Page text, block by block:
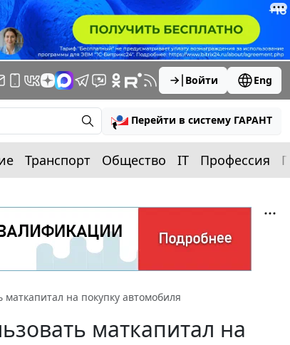
Войти Eng
Перейти в систему ГАРАНТ
Транспорт Общество IT Профессия
на покупку автомобиля
маткапитал на